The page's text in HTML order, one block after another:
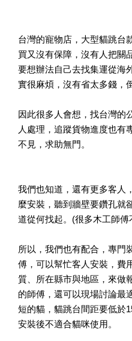
台灣的寵物店，大型貓跳台
買又沒有保障，沒有人把關
要想辦法自己去找集運從海
實很麻煩，沒有省太多錢，
因此很多人會想，找台灣的
人處理，追蹤貨物進度也有
不見，求助無門。
我們也知道，還有更多客人
麼安裝，聽到牆壁要鑽孔就
道從何找起。(很多木工師傅
所以，我們也有配合，專門
傅，可以幫忙客人安裝，費
質、所在縣市與地區，來做
的師傅，還可以現場討論最
短的貓，貓跳台間距要低於
安裝後不適合貓咪使用。